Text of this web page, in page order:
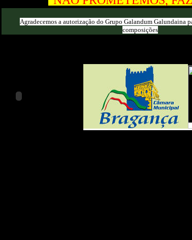
Agradecemos a autorização do Grupo Galandum Galundaina
composições